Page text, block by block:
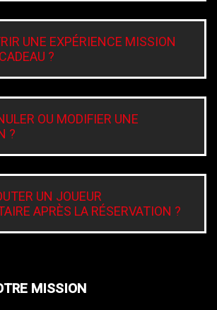
UNE EXPÉRIENCE MISSION
?
OU MODIFIER UNE
?
UN JOUEUR
APRÈS LA RÉSERVATION ?
MISSION